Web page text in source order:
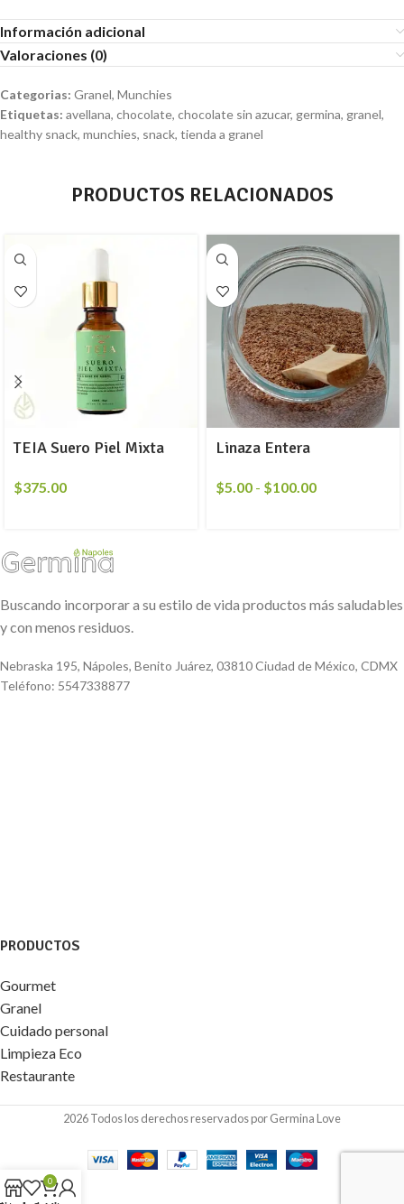
Información adicional
Valoraciones (0)
Categorias: Granel, Munchies
Etiquetas: avellana, chocolate, chocolate sin azucar, germina, granel,
healthy snack, munchies, snack, tienda a granel
PRODUCTOS RELACIONADOS
TEIA Suero Piel Mixta
$375.00
Linaza Entera
$5.00 - $100.00
Buscando incorporar a su estilo de vida productos más saludables
y con menos residuos.
Nebraska 195, Nápoles, Benito Juárez, 03810 Ciudad de México, CDMX
Teléfono: 5547338877
PRODUCTOS
Gourmet
Granel
Cuidado personal
Limpieza Eco
Restaurante
2026 Todos los derechos reservados por Germina Love
0